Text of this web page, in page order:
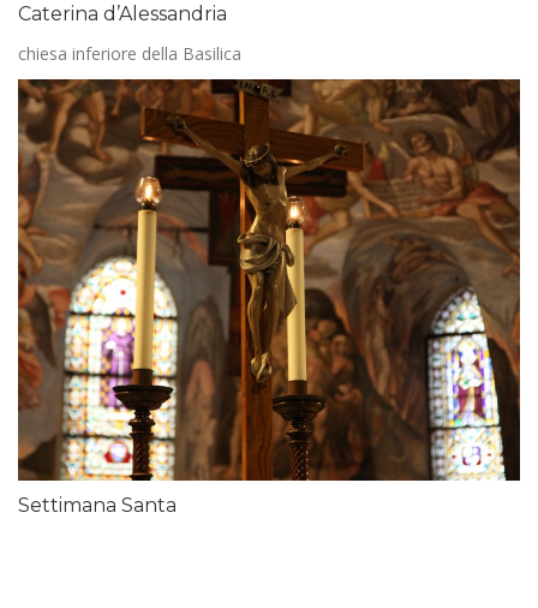
Caterina d’Alessandria
chiesa inferiore della Basilica
Settimana Santa